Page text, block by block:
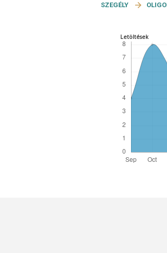
SZEGÉLY
Letöltések